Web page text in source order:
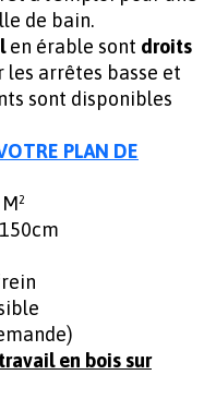
de bain.
en érable sont droits
les arrêtes basse et
sont disponibles
PLAN DE
en bois sur